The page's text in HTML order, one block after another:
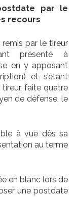
par le
recours
remis par le tireur
présenté à
en y apposant
et s’étant
faite quatre
de défense, le
à vue dès sa
au terme
en blanc lors de
une postdate